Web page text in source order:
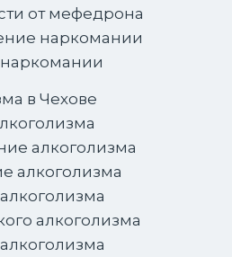
от мефедрона
наркомании
в Чехове
алкоголизма
алкоголизма
алкоголизма